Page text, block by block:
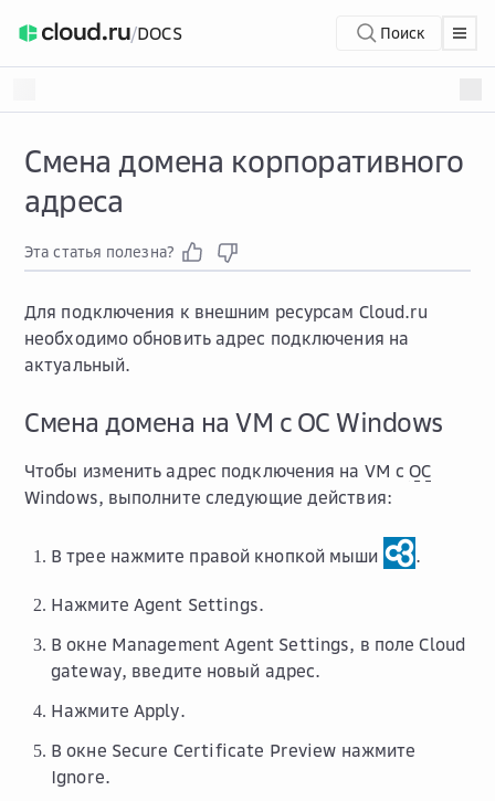
/DOCS Поиск
Смена домена корпоративного
адреса
Эта статья полезна?
Для подключения к внешним ресурсам Cloud.ru
необходимо обновить адрес подключения на
актуальный.
Смена домена на VM с ОС Windows
Чтобы изменить адрес подключения на VM сОС
Windows, выполните следующие действия:
В трее нажмите правой кнопкой мыши .
Нажмите Agent Settings.
В окне Management Agent Settings, в полеCloud
gateway, введите новый адрес.
Нажмите Apply.
В окне Secure Certificate Preview нажмите
Ignore.